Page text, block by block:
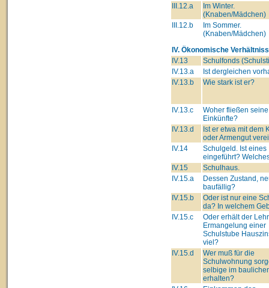
III.12.a
Im Winter.
(Knaben/Mädchen)
III.12.b
Im Sommer.
(Knaben/Mädchen)
IV. Ökonomische
IV.13
Schulfonds
IV.13.a
Ist dergleichen
IV.13.b
Wie stark ist er?
IV.13.c
Woher fließen seine
Einkünfte?
IV.13.d
Ist er etwa mit dem
oder Armengut
IV.14
Schulgeld. Ist eines
eingeführt?
IV.15
Schulhaus.
IV.15.a
Dessen Zustand,
baufällig?
IV.15.b
Oder ist nur eine
da? In welchem
IV.15.c
Oder erhält der
Ermangelung einer
Schulstube
viel?
IV.15.d
Wer muß für die
Schulwohnung
selbige im
erhalten?